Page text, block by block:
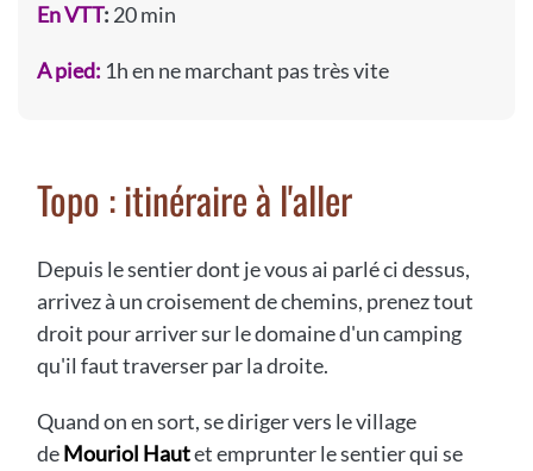
En VTT: 20 min
A pied: 1h en ne marchant pas très vite
Topo : itinéraire à l'aller
Depuis le sentier dont je vous ai parlé ci dessus,
arrivez à un croisement de chemins, prenez tout
droit pour arriver sur le domaine d'un camping
qu'il faut traverser par la droite.
Quand on en sort, se diriger vers le village
deMouriol Hautet emprunter le sentier qui se